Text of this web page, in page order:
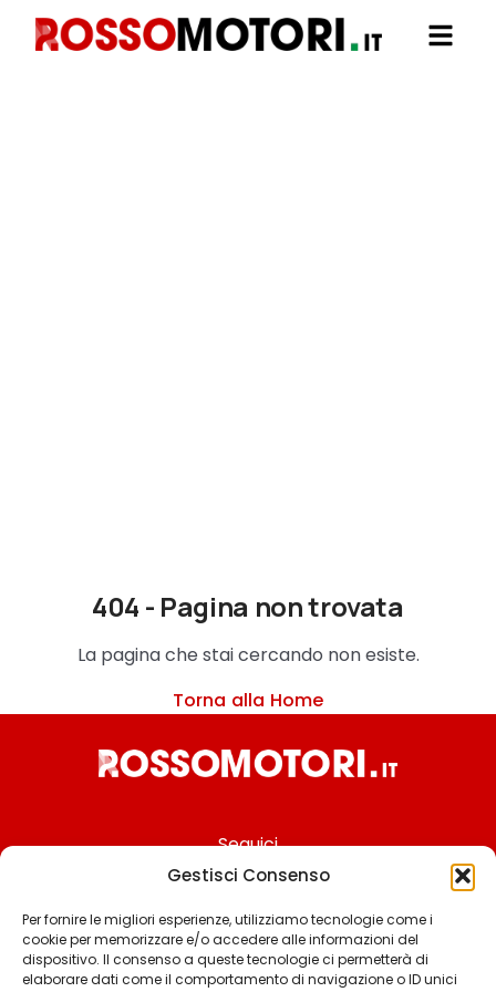
Gestisci Consenso
Per fornire le migliori esperienze, utilizziamo tecnologie come i
cookie per memorizzare e/o accedere alle informazioni del
dispositivo. Il consenso a queste tecnologie ci permetterà di
elaborare dati come il comportamento di navigazione o ID unici
404 - Pagina non trovata
La pagina che stai cercando non esiste.
Torna alla Home
Seguici
Chi siamo